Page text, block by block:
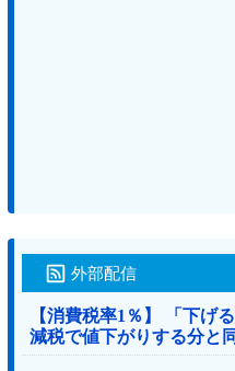
外部配信
【消費税率1％】 「下げ
減税で値下がりする分と
価格を変えない店も